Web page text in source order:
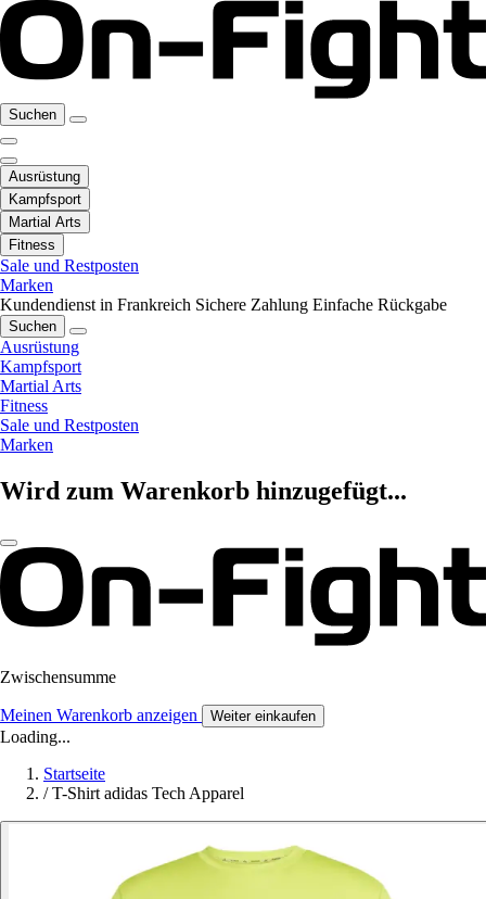
Suchen
Ausrüstung
Kampfsport
Martial Arts
Fitness
Sale und Restposten
Marken
Kundendienst in Frankreich Sichere Zahlung Einfache Rückgabe
Suchen
Ausrüstung
Kampfsport
Martial Arts
Fitness
Sale und Restposten
Marken
Wird zum Warenkorb hinzugefügt...
Zwischensumme
Meinen Warenkorb anzeigen Weiter einkaufen
Loading...
Startseite
/ T-Shirt adidas Tech Apparel